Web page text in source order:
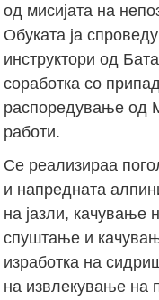
од мисијата на
Обуката ја
инструктори од
соработка со
распоредување од
работи.
Се реализираа
и напредната
на јазли, качување
спуштање и
изработка на
на извлекување на